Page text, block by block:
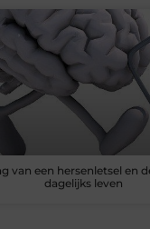
van een hersenletsel en
dagelijks leven